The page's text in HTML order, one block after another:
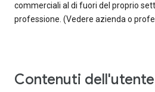
commerciali al di fuori del proprio
professione. (Vedere azienda o
contenuti dell'utente